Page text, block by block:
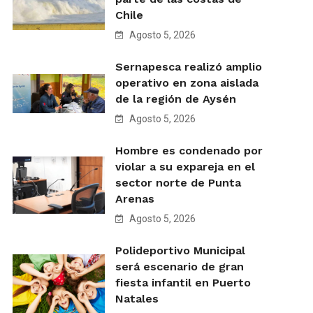
Chile
Agosto 5, 2026
Sernapesca realizó amplio
operativo en zona aislada
de la región de Aysén
Agosto 5, 2026
Hombre es condenado por
violar a su expareja en el
sector norte de Punta
Arenas
Agosto 5, 2026
Polideportivo Municipal
será escenario de gran
fiesta infantil en Puerto
Natales